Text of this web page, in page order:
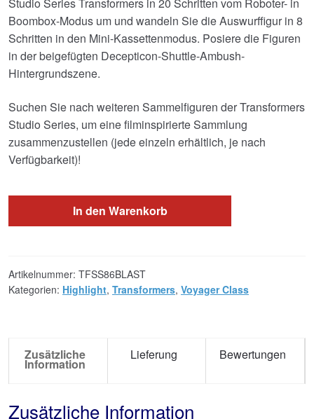
Studio Series Transformers in 20 Schritten vom Roboter- in
Boombox-Modus um und wandeln Sie die Auswurffigur in 8
Schritten in den Mini-Kassettenmodus. Posiere die Figuren
in der beigefügten Decepticon-Shuttle-Ambush-
Hintergrundszene.
Suchen Sie nach weiteren Sammelfiguren der Transformers
Studio Series, um eine filminspirierte Sammlung
zusammenzustellen (jede einzeln erhältlich, je nach
Verfügbarkeit)!
In den Warenkorb
Artikelnummer: TFSS86BLAST
Kategorien: Highlight, Transformers, Voyager Class
Zusätzliche
Information
Lieferung Bewertungen
Zusätzliche Information